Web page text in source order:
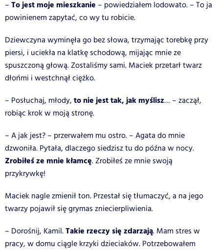
– To jest moje mieszkanie – powiedziałem lodowato. – To ja
powinienem zapytać, co wy tu robicie.
Dziewczyna wyminęła go bez słowa, trzymając torebkę przy
piersi, i uciekła na klatkę schodową, mijając mnie ze
spuszczoną głową. Zostaliśmy sami. Maciek przetarł twarz
dłońmi i westchnął ciężko.
– Posłuchaj, młody, to nie jest tak, jak myślisz… – zaczął,
robiąc krok w moją stronę.
– A jak jest? – przerwałem mu ostro. – Agata do mnie
dzwoniła. Pytała, dlaczego siedzisz tu do późna w nocy.
Zrobiłeś ze mnie kłamcę. Zrobiłeś ze mnie swoją
przykrywkę!
Maciek nagle zmienił ton. Przestał się tłumaczyć, a na jego
twarzy pojawił się grymas zniecierpliwienia.
– Dorośnij, Kamil.Takie rzeczy się zdarzają. Mam stres w
pracy, w domu ciągle krzyki dzieciaków. Potrzebowałem